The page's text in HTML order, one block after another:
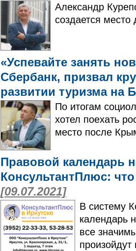
Александр
создается
«Успевайте занять
Сбербанк, призвал
развитии туризма на
По итогам
хотел поехать
место после
Правовой календарь
КонсультантПлюс:
[09.07.2021]
В систему
календарь
все
произойдут